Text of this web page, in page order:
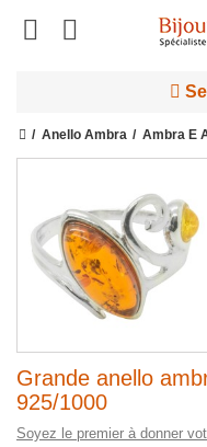
Anello Ambra Ambra E
Grande anello
925/1000
Soyez le premier à donner